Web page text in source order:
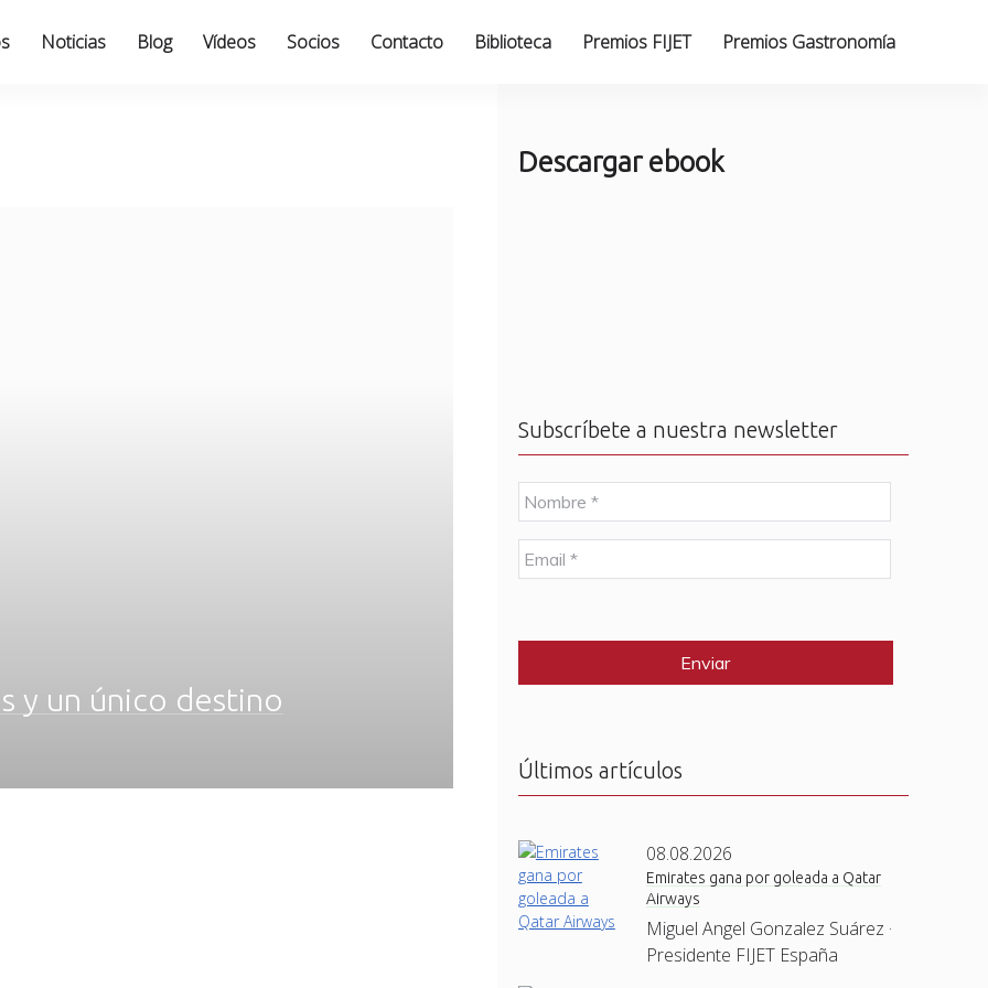
Noticias Blog Vídeos Socios Contacto Biblioteca Premios FIJET Premios Gastronomía
y un único destino
Descargar ebook
Subscríbete a nuestra newsletter
N
o
m
b
r
E
m
l
Últimos artículos
08.08.2026
Emirates gana por goleada a Qatar
Airways
Miguel Angel Gonzalez Suárez ·
Presidente FIJET España